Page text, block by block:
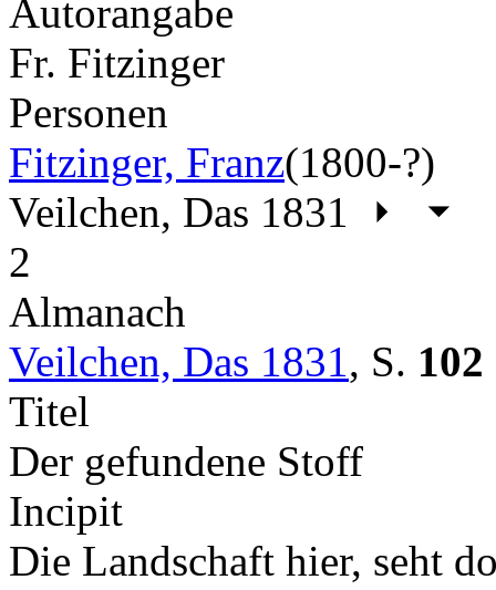
Autorangabe
Fr. Fitzinger
Personen
Fitzinger, Franz(1800-?)
Veilchen, Das 1831
2
Almanach
Veilchen, Das 1831 , S. 102
Titel
Der gefundene Stoff
Incipit
Die Landschaft hier, seht